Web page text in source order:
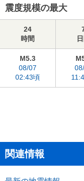
震度規模の最大
24
時間
M5.3
08/07
02:43頃
関連情報